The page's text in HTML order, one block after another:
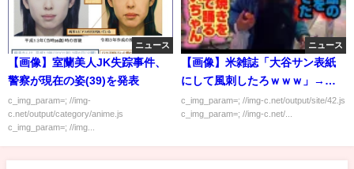
ニュース
【画像】室蘭美人JK失踪事件、
警察が現在の姿(39)を発表
c_img_param=; //img-
c.net/output/category/anime.js
c_img_param=; //img...
ニュース
【画像】米雑誌「大谷サン表紙
にして風刺したろｗｗｗ」→炎
上
c_img_param=; //img-c.net/output/site/42.js
c_img_param=; //img-c.net/...